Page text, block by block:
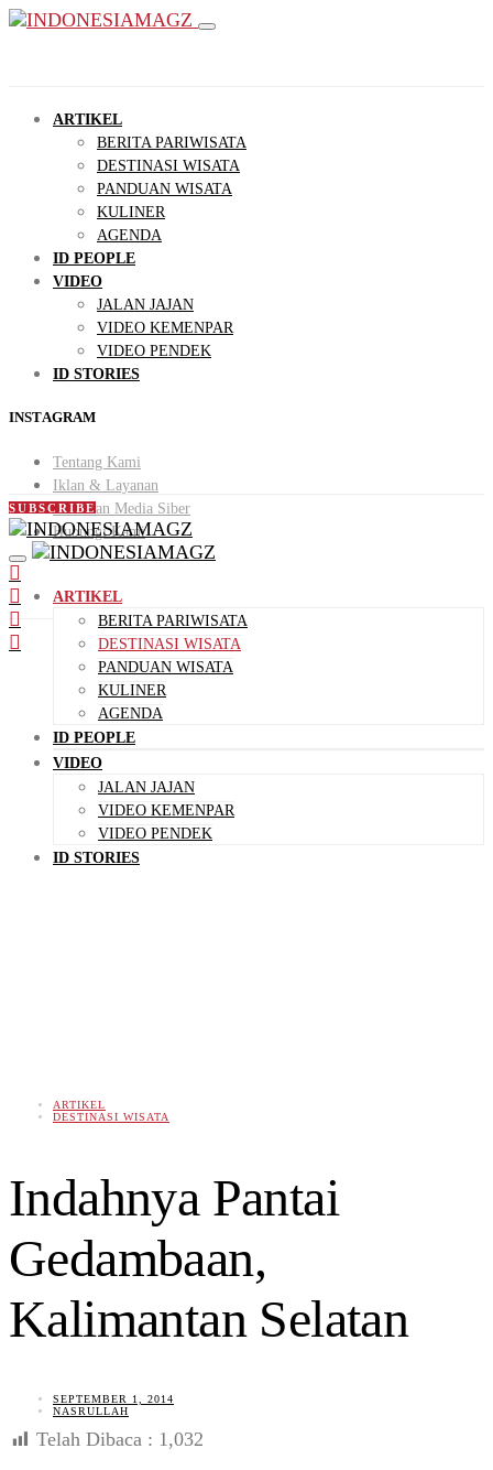
ARTIKEL
BERITA PARIWISATA
DESTINASI WISATA
PANDUAN WISATA
KULINER
AGENDA
ID PEOPLE
VIDEO
JALAN JAJAN
VIDEO KEMENPAR
VIDEO PENDEK
ID STORIES
INSTAGRAM
Tentang Kami
Iklan & Layanan
Pedoman Media Siber
Hubungi Kami
SUBSCRIBE
ARTIKEL
BERITA PARIWISATA
DESTINASI WISATA
PANDUAN WISATA
KULINER
AGENDA
ID PEOPLE
VIDEO
JALAN JAJAN
VIDEO KEMENPAR
VIDEO PENDEK
ID STORIES
ARTIKEL
DESTINASI WISATA
Indahnya Pantai
Gedambaan,
Kalimantan Selatan
SEPTEMBER 1, 2014
NASRULLAH
Telah Dibaca : 1,032